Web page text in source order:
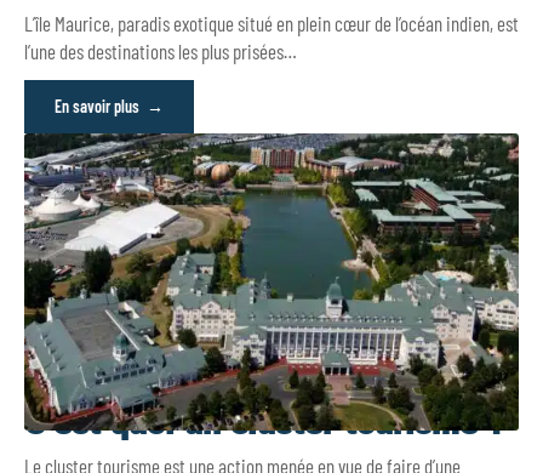
L’île Maurice, paradis exotique situé en plein cœur de l’océan indien, est
l’une des destinations les plus prisées…
En savoir plus
C’est quoi un cluster tourisme ?
Le cluster tourisme est une action menée en vue de faire d’une